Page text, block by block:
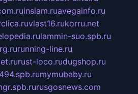
insiam.ruavegainfo.ru
vlast16.rukorru.net
lammin-suo.spb.ru
running-line.ru
rust-loco.rudugshop.ru
mymubaby.ru
rusgosnews.com